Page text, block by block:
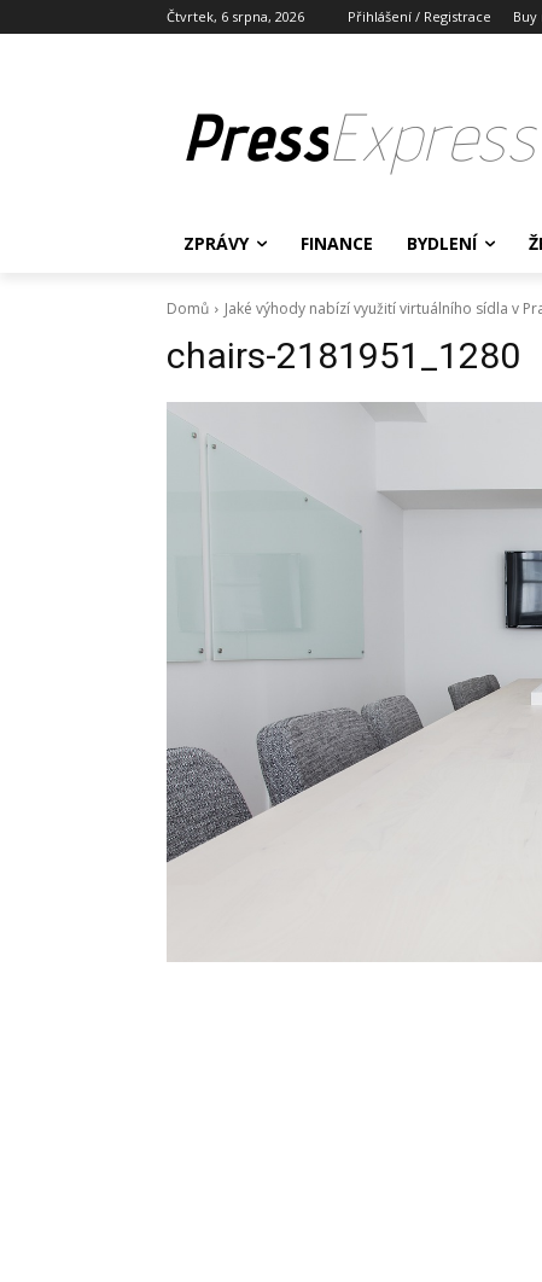
Čtvrtek, 6 srpna, 2026 Přihlášení / Registrace Buy
PressExpress
ZPRÁVY FINANCE BYDLENÍ
Domů Jaké výhody nabízí využití virtuálního sídla v
chairs-2181951_1280